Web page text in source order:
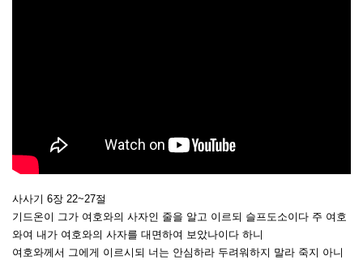
사사기 6장 22~27절
기드온이 그가 여호와의 사자인 줄을 알고 이르되 슬프도소이다 주 여호
와여 내가 여호와의 사자를 대면하여 보았나이다 하니
여호와께서 그에게 이르시되 너는 안심하라 두려워하지 말라 죽지 아니